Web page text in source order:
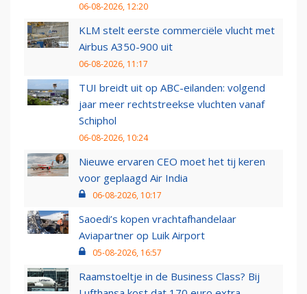
06-08-2026, 12:20
KLM stelt eerste commerciële vlucht met
Airbus A350-900 uit
06-08-2026, 11:17
TUI breidt uit op ABC-eilanden: volgend
jaar meer rechtstreekse vluchten vanaf
Schiphol
06-08-2026, 10:24
Nieuwe ervaren CEO moet het tij keren
voor geplaagd Air India
06-08-2026, 10:17
Saoedi’s kopen vrachtafhandelaar
Aviapartner op Luik Airport
05-08-2026, 16:57
Raamstoeltje in de Business Class? Bij